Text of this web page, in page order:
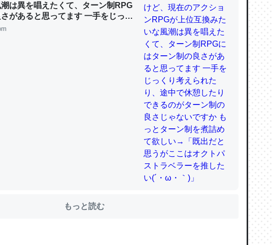
に置いて４年。でたまに覗いてる。ぼちぼちRingも置こうかと画策
マップで位置情報を共有してる。電池残量や充電中かが分かるのでこ
いだった遠方の父67歳と僕。ITツール導入でコミュニケーションが劇的に変化し
でEcho Show 8を設定中でした。PrimeとかSpotifyを支払う孝行もで
える残り時間を日数にすると1週間とかの人が多いそうだけど、それ
いだった遠方の父67歳と僕。ITツール導入でコミュニケーションが劇的に変化し
は異を唱えたくて、ターン制RPG
があると思ってます 一手をじっく
中で休憩したりできるのがターン
もっと読む